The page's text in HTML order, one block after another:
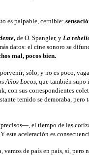
es palpable, cernible:
de O. Spangler, y La
datos: el cine sonoro se
mal, pocos bien.
sólo, y no es poco,
Años Locos, que también supo
con sus correspondientes
temido se demoraba,
el tiempo de las
esta aceleración es
de país en país, sí,